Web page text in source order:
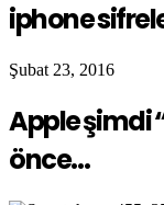
iphone
Şubat 23, 2016
Apple şimdi
önce…